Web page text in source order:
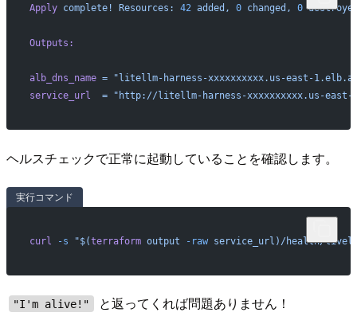
Apply complete! Resources: 42 added, 0 changed, 0
Outputs:
alb_dns_name = "litellm-harness-xxxxxxxxxx.us-east-
service_url
  =
"http://litellm-harness-xxxxxxxxxx.us-east-
ヘルスチェックで正常に起動していることを確認します。
実行コマンド
curl -s "$(terraform output -raw service_url)/health/
"I'm alive!" と返ってくれば問題ありません！